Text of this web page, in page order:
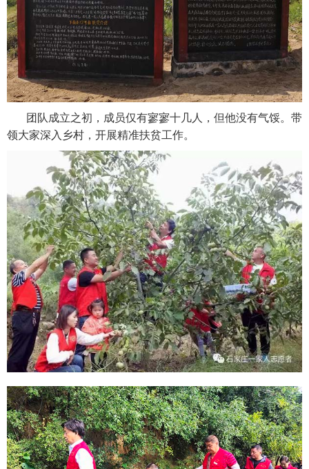
团队成立之初，成员仅有寥寥十几人，但他没有气馁。带
领大家深入乡村，开展精准扶贫工作。